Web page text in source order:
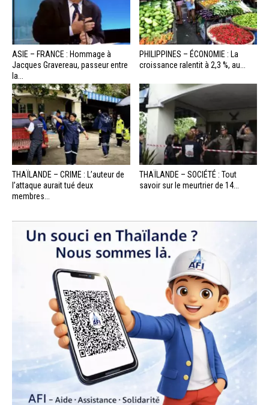
ASIE – FRANCE : Hommage à
Jacques Gravereau, passeur entre
la...
PHILIPPINES – ÉCONOMIE : La
croissance ralentit à 2,3 %, au...
THAÏLANDE – CRIME : L’auteur de
l’attaque aurait tué deux
membres...
THAÏLANDE – SOCIÉTÉ : Tout
savoir sur le meurtrier de 14...